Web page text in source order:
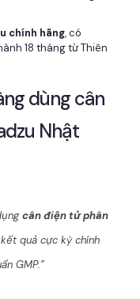
chính hãng, có
18 tháng từ Thiên
dùng cân
Nhật
cân điện tử phân
quả cực kỳ chính
GMP.”